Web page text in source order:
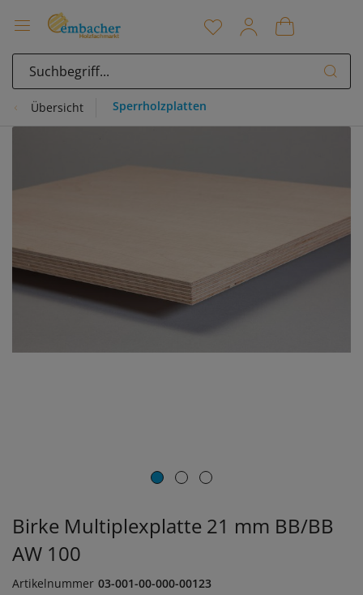
Übersicht Sperrholzplatten
Birke Multiplexplatte 21 mm BB/BB
AW 100
Artikelnummer 03-001-00-000-00123